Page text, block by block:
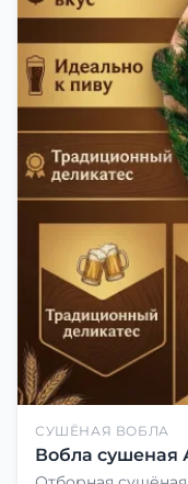
СУШЁНАЯ ВОБЛА
Вобла сушеная